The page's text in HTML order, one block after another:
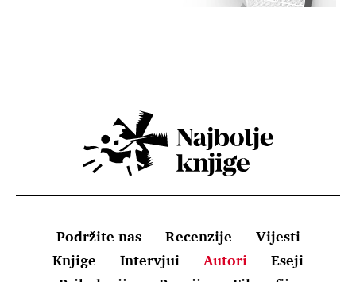
Podržite nas Recenzije
Vijesti
Knjige
Intervjui Autori
Eseji